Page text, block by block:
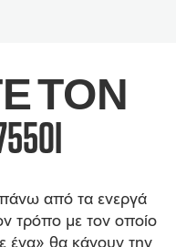
ΤΟΝ
πάνω από τα ενεργά
τρόπο με τον οποίο